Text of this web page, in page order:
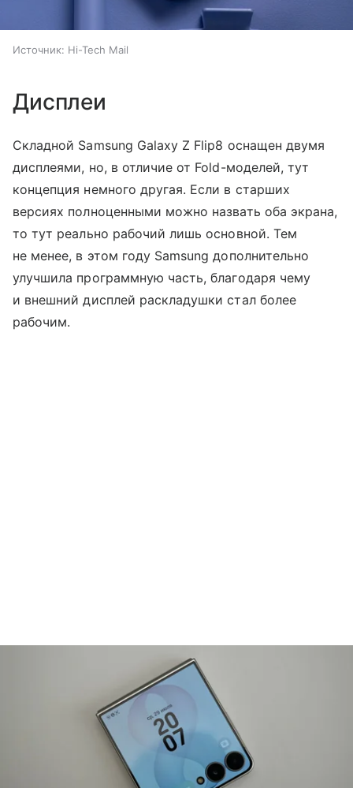
Источник: Hi-Tech Mail
Дисплеи
Складной Samsung Galaxy Z Flip8 оснащен двумя
дисплеями, но, в отличие от Fold-моделей, тут
концепция немного другая. Если в старших
версиях полноценными можно назвать оба экрана,
то тут реально рабочий лишь основной. Тем
не менее, в этом году Samsung дополнительно
улучшила программную часть, благодаря чему
и внешний дисплей раскладушки стал более
рабочим.